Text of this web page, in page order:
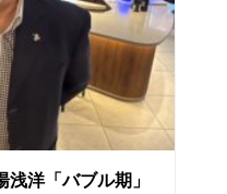
洋「バブル期」